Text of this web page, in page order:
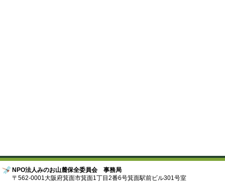
NPO法人みのお山麓保全委員会 事務局
〒562-0001大阪府箕面市箕面1丁目2番6号箕面駅前ビル301号室